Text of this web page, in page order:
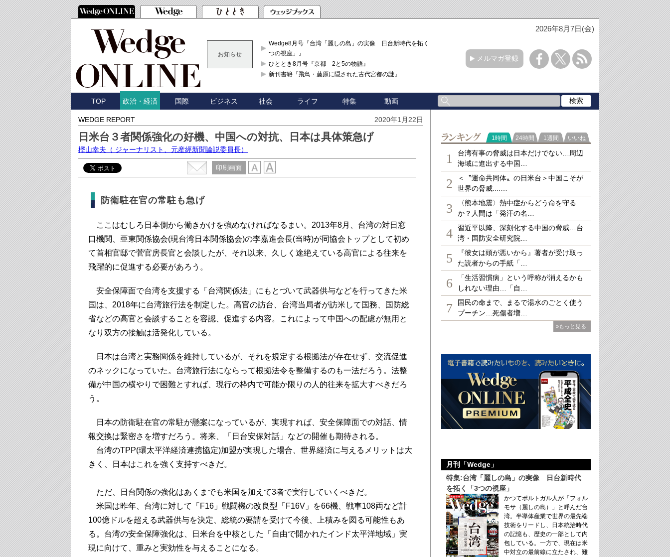
2026年8月7日(金)
お知らせ
Wedge8月号『台湾「麗しの島」の実像 日台新時代を拓く「3
つの視座」』
ひととき8月号『京都 2と5の物語』
新刊書籍『飛鳥・藤原に隠された古代宮都の謎』
メルマガ登録
TOP 政治・経済 国際 ビジネス 社会 ライフ 特集 動画
WEDGE REPORT 2020年1月22日
日米台３者関係強化の好機、中国への対抗、日本は具体策急げ
樫山幸夫 （ ジャーナリスト、元産經新聞論説委員長）
印刷画面
防衛駐在官の常駐も急げ
ここはむしろ日本側から働きかけを強めなければなるまい。2013年8月、台湾の対日窓
口機関、亜東関係協会(現台湾日本関係協会)の李嘉進会長(当時)が同協会トップとして初め
て首相官邸で菅官房長官と会談したが、それ以来、久しく途絶えている高官による往来を
飛躍的に促進する必要があろう。
安全保障面で台湾を支援する「台湾関係法」にもとづいて武器供与などを行ってきた米
国は、2018年に台湾旅行法を制定した。高官の訪台、台湾当局者が訪米して国務、国防総
省などの高官と会談することを容認、促進する内容。これによって中国への配慮が無用と
なり双方の接触は活発化している。
日本は台湾と実務関係を維持しているが、それを規定する根拠法が存在せず、交流促進
のネックになっていた。台湾旅行法にならって根拠法令を整備するのも一法だろう。法整
備が中国の横やりで困難とすれば、現行の枠内で可能か限りの人的往来を拡大すべきだろ
う。
日本の防衛駐在官の常駐が懸案になっているが、実現すれば、安全保障面での対話、情
報交換は緊密さを増すだろう。将来、「日台安保対話」などの開催も期待される。
台湾のTPP(環太平洋経済連携協定)加盟が実現した場合、世界経済に与えるメリットは大
きく、日本はこれを強く支持すべきだ。
ただ、日台関係の強化はあくまでも米国を加えて3者で実行していくべきだ。
米国は昨年、台湾に対して「F16」戦闘機の改良型「F16V」を66機、戦車108両など計
100億ドルを超える武器供与を決定、総統の要請を受けて今後、上積みを図る可能性もあ
る。台湾の安全保障強化は、日米台を中核とした「自由で開かれたインド太平洋地域」実
現に向けて、重みと実効性を与えることになる。
ランキング
1時間 24時間 1週間 いいね
1
台湾有事の脅威は日本だけでない…周辺
海域に進出する中国…
2
＜〝運命共同体〟の日米台＞中国こそが
世界の脅威....…
3
〈熊本地震〉熱中症からどう命を守る
か？人間は「発汗の名…
4
習近平以降、深刻化する中国の脅威…台
湾・国防安全研究院…
5
『彼女は頭が悪いから』著者が受け取っ
た読者からの手紙「…
6
「生活習慣病」という呼称が消えるかも
しれない理由…「自…
7
国民の命まで、まるで湯水のごとく使う
プーチン…死傷者増…
»もっと見る
月刊「Wedge」
特集:台湾「麗しの島」の実像 日台新時代
を拓く「3つの視座」
かつてポルトガル人が「フォル
モサ（麗しの島）」と呼んだ台
湾。半導体産業で世界の最先端
技術をリードし、日本統治時代
の記憶も、歴史の一部として内
包している。一方で、現在は米
中対立の最前線に立たされ、難